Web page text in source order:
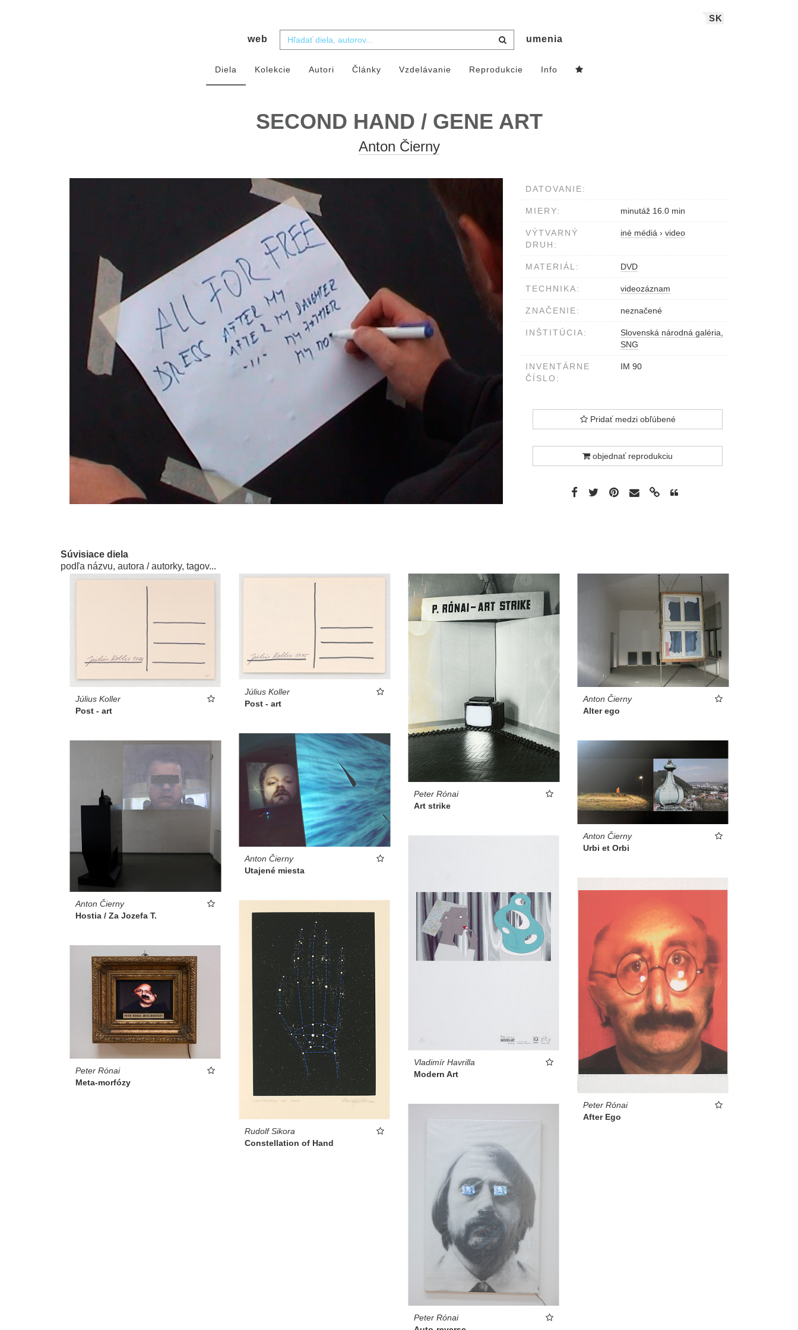
SK
web umenia
Diela Kolekcie Autori Články Vzdelávanie Reprodukcie Info
SECOND HAND / GENE ART
Anton Čierny
DATOVANIE:
MIERY: minutáž 16.0 min
VÝTVARNÝ
DRUH:
iné médiá › video
MATERIÁL: DVD
TECHNIKA: videozáznam
ZNAČENIE: neznačené
INŠTITÚCIA:
Slovenská národná galéria,
SNG
INVENTÁRNE
ČÍSLO:
IM 90
Pridať medzi obľúbené
objednať reprodukciu
Súvisiace diela
podľa názvu, autora / autorky, tagov...
Július Koller
Post - art
Július Koller
Post - art
Peter Rónai
Art strike
Anton Čierny
Alter ego
Anton Čierny
Utajené miesta
Anton Čierny
Hostia / Za Jozefa T.
Anton Čierny
Urbi et Orbi
Vladimír Havrilla
Modern Art
Peter Rónai
After Ego
Rudolf Sikora
Constellation of Hand
Peter Rónai
Meta-morfózy
Peter Rónai